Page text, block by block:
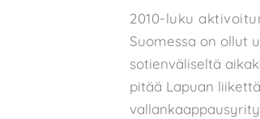
2010-luku
Suomessa on ollut
sotienväliseltä
pitää Lapuan